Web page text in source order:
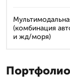
(комбинация
и жд/моря)
Портфолио